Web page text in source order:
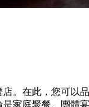
。在此，您可
家庭聚餐、團體